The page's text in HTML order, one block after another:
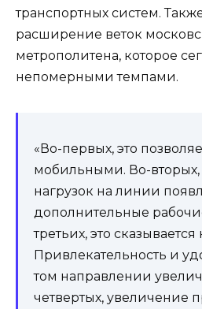
транспортных систем.
расширение веток
метрополитена, которое
непомерными темпами.
«Во-первых, это
мобильными. Во-
нагрузок на линии
дополнительные
третьих, это
Привлекательность и
том направлении
четвертых, увеличение